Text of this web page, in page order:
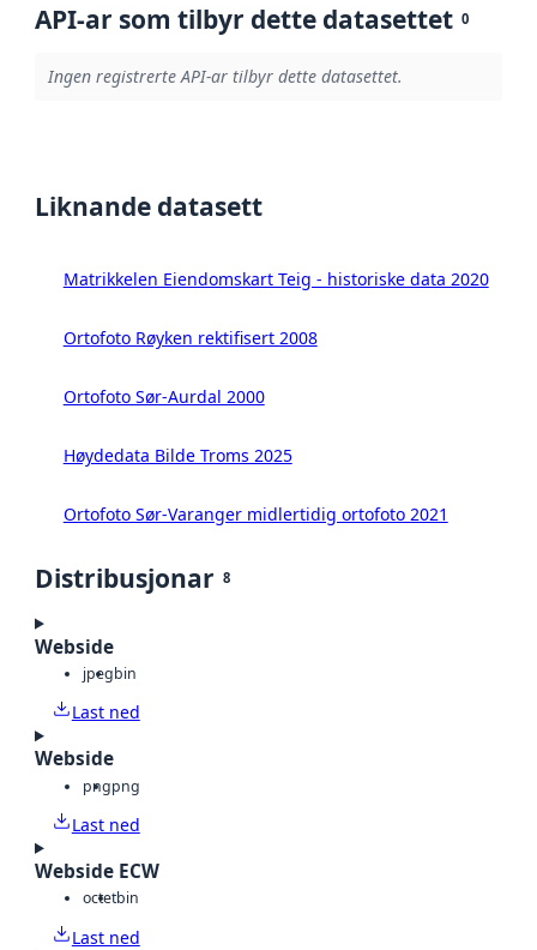
API-ar som tilbyr dette datasettet 0
Ingen registrerte API-ar tilbyr dette datasettet.
Liknande datasett
Matrikkelen Eiendomskart Teig - historiske data 2020
Ortofoto Røyken rektifisert 2008
Ortofoto Sør-Aurdal 2000
Høydedata Bilde Troms 2025
Ortofoto Sør-Varanger midlertidig ortofoto 2021
Distribusjonar 8
Webside
jpegbin
Last ned
Webside
pngpng
Last ned
Webside ECW
octetbin
Last ned